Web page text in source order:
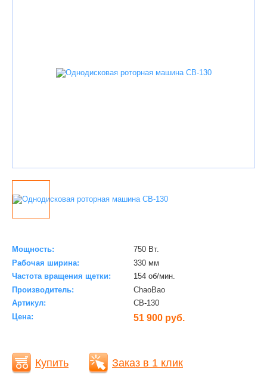
Мощность:
750 Вт.
Рабочая ширина:
330 мм
Частота вращения щетки:
154 об/мин.
Производитель:
ChaoBao
Артикул:
CB-130
Цена:
51 900 руб.
Купить Заказ в 1 клик